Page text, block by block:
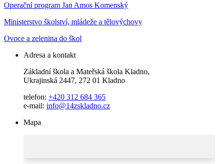
Operační program Jan Amos Komenský
Ministerstvo školství, mládeže a tělovýchovy
Ovoce a zelenina do škol
Adresa a kontakt
Základní škola a Mateřská škola Kladno,
Ukrajinská 2447, 272 01 Kladno
telefon: +420 312 684 365
e-mail: info@14zskladno.cz
Mapa